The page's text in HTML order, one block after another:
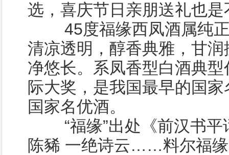
选，喜庆节日亲朋送礼也
45度福缘西凤酒属纯正
清凉透明，醇香典雅，甘
净悠长。系凤香型白酒典
际大奖，是我国最早的国
国家名优酒。
“福缘”出处《前汉书平
陈豨 一绝诗云……料尔福